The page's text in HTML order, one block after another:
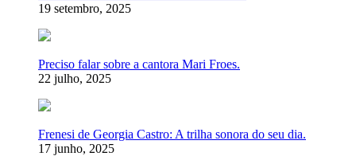
19 setembro, 2025
Preciso falar sobre a cantora Mari Froes.
22 julho, 2025
Frenesi de Georgia Castro: A trilha sonora do seu dia.
17 junho, 2025